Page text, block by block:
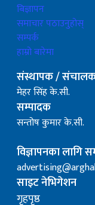
बिज्ञापन
समाचार पठाउनुहोस्
सम्पर्क
हाम्रो बारेमा
संस्थापक /
मेहर सिंह के.सी.
सम्पादक
सन्तोष कुमार के.सी.
विज्ञापनका लागि
साइट नेभिगेशन
गृहपृष्ठ